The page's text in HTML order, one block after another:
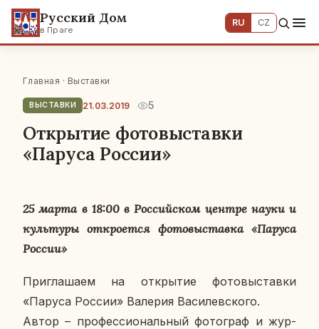
Русский Дом
в Праге
RU CZ
Главная · Выставки
ВЫСТАВКИ 21.03.2019 5
Открытие фотовыставки
«Паруса России»
25 марта в 18:00 в Рос­сий­ском центре науки и
куль­ту­ры от­кро­ет­ся фо­то­вы­став­ка «Паруса
России»
При­гла­ша­ем на от­кры­тие фо­то­вы­став­ки
«Паруса России» Ва­ле­рия Ва­си­лев­ско­го.
Автор – про­фес­си­о­наль­ный фо­то­граф и жур­